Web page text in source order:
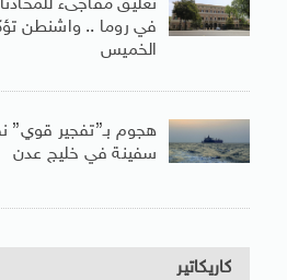
تعليق مفاجىء
في روما .. واشنطن
الخميس
هجوم بـ”تفجير قوي”
سفينة في خليج عدن
كاريكاتير